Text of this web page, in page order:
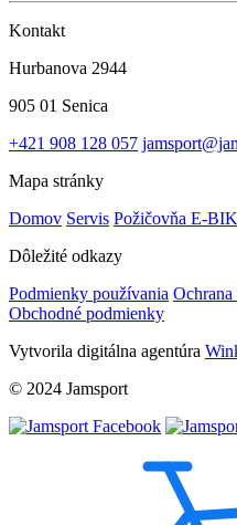
Kontakt
Hurbanova 2944
905 01 Senica
+421 908 128 057
Mapa stránky
Domov Servis Požičovňa E-
Dôležité odkazy
Podmienky používania
Obchodné podmienky
Vytvorila digitálna agentúra
© 2024 Jamsport